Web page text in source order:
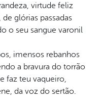
virtude feliz
glórias passadas
o seu sangue varonil
imensos rebanhos
a bravura do torrão
faz teu vaqueiro,
da voz do sertão.